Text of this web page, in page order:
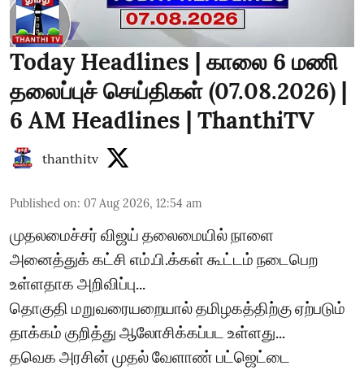
Today Headlines | காலை 6 மணி
தலைப்புச் செய்திகள் (07.08.2026) |
6 AM Headlines | ThanthiTV
thanthitv
Published on: 07 Aug 2026, 12:54 am
முதலமைச்சர் விஜய் தலைமையில் நாளை
அனைத்துக் கட்சி எம்.பி.க்கள் கூட்டம் நடைபெற
உள்ளதாக அறிவிப்பு...
தொகுதி மறுவரையறையால் தமிழகத்திற்கு ஏற்படும்
தாக்கம் குறித்து ஆலோசிக்கப்பட உள்ளது...
தவெக அரசின் முதல் வேளாண் பட்ஜெட்டை